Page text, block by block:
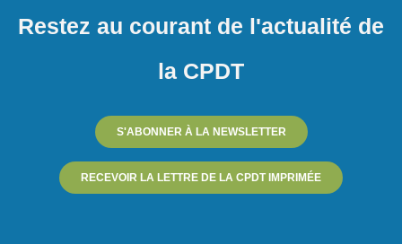
Restez au courant de l'actualité de
la CPDT
S'ABONNER À LA NEWSLETTER
RECEVOIR LA LETTRE DE LA CPDT IMPRIMÉE